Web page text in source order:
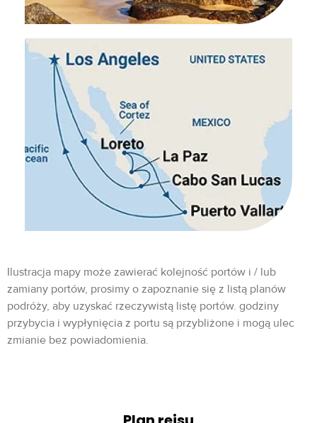
Ilustracja mapy może zawierać kolejność portów i / lub
zamiany portów, prosimy o zapoznanie się z listą planów
podróży, aby uzyskać rzeczywistą listę portów. godziny
przybycia i wypłynięcia z portu są przybliżone i mogą ulec
zmianie bez powiadomienia.